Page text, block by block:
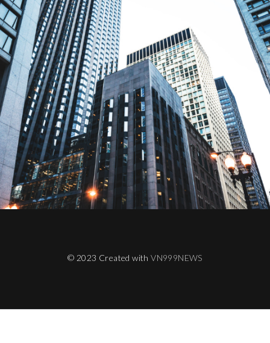
© 2023 Created withVN999NEWS